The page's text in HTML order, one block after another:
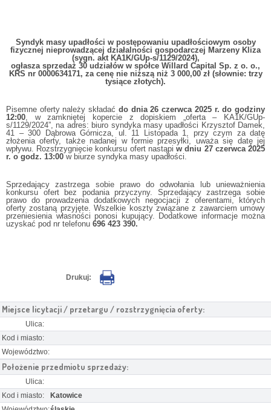
Syndyk masy upadłości w postępowaniu upadłościowym osoby
fizycznej nieprowadzącej działalności gospodarczej Marzeny Kliza
(sygn. akt KA1K/GUp-s/1129/2024),
ogłasza sprzedaż 30 udziałów w spółce Willard Capital Sp. z o. o.,
KRS nr 0000634171, za cenę nie niższą niż 3 000,00 zł (słownie: trzy
tysiące złotych).
Pisemne oferty należy składać do dnia 26 czerwca 2025 r. do godziny
12:00, w zamkniętej kopercie z dopiskiem „oferta – KA1K/GUp-
s/1129/2024”, na adres: biuro syndyka masy upadłości Krzysztof Damek,
41 – 300 Dąbrowa Górnicza, ul. 11 Listopada 1, przy czym za datę
złożenia oferty, także nadanej w formie przesyłki, uważa się datę jej
wpływu. Rozstrzygnięcie konkursu ofert nastąpiw dniu 27 czerwca 2025
r. o godz. 13:00 w biurze syndyka masy upadłości.
Sprzedający zastrzega sobie prawo do odwołania lub unieważnienia
konkursu ofert bez podania przyczyny. Sprzedający zastrzega sobie
prawo do prowadzenia dodatkowych negocjacji z oferentami, których
oferty zostaną przyjęte. Wszelkie koszty związane z zawarciem umowy
przeniesienia własności ponosi kupujący. Dodatkowe informacje można
uzyskać pod nr telefonu 696 423 390.
Drukuj:
Miejsce licytacji / przetargu / rozstrzygnięcia oferty:
Ulica:
Kod i miasto:
Województwo:
Położenie przedmiotu sprzedaży:
Ulica:
Kod i miasto:
Katowice